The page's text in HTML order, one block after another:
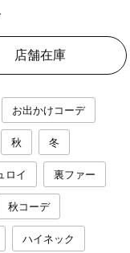
店舗在庫
お出かけコーデ
秋 冬
ロイ 裏ファー
秋コーデ
ハイネック